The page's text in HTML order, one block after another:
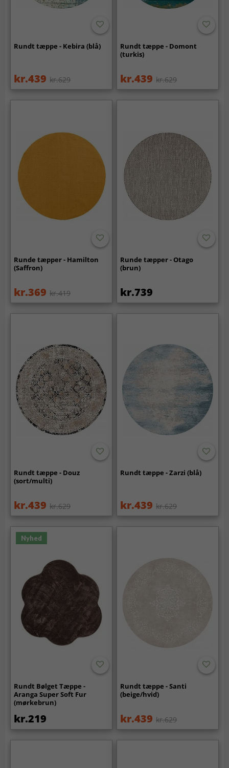
Rundt tæppe - Kebira (blå)
kr.439 kr.629
Rundt tæppe - Domont
(turkis)
kr.439 kr.629
Runde tæpper - Hamilton
(Saffron)
kr.369 kr.419
Runde tæpper - Otago
(brun)
kr.739
Rundt tæppe - Douz
(sort/multi)
kr.439 kr.629
Rundt tæppe - Zarzi (blå)
kr.439 kr.629
Nyhed
Rundt Bølget Tæppe -
Aranga Super Soft Fur
(mørkebrun)
kr.219
Rundt tæppe - Santi
(beige/hvid)
kr.439 kr.629